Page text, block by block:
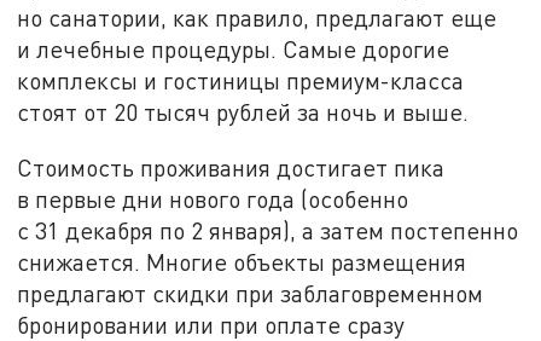
но санатории, как правило, предлагают еще
и лечебные процедуры. Самые дорогие
комплексы и гостиницы премиум-класса
стоят от 20 тысяч рублей за ночь и выше.
Стоимость проживания достигает пика
в первые дни нового года (особенно
с 31 декабря по 2 января), а затем постепенно
снижается. Многие объекты размещения
предлагают скидки при заблаговременном
бронировании или при оплате сразу